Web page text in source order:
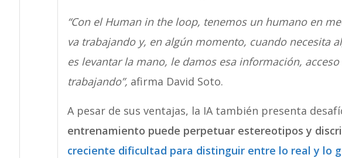
“Con el Human in the loop, tenemos un humano en
va trabajando y, en algún momento, cuando necesita
es levantar la mano, le damos esa información,
trabajando”, afirma David Soto.
A pesar de sus ventajas, la IA también presenta
entrenamiento puede perpetuar estereotipos y
creciente dificultad para distinguir entre lo real y lo